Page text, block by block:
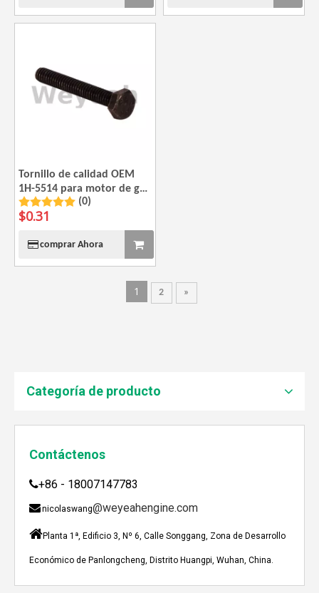
Tornillo de calidad OEM
1H-5514 para motor de gas
CAT G3520
(0)
$0.31
comprar Ahora
1 2 »
Categoría de producto
Contáctenos
+86 - 18007147783
nicolaswang@weyeahengine.com
Planta 1ª, Edificio 3, Nº 6, Calle Songgang, Zona de Desarrollo
Económico de Panlongcheng, Distrito Huangpi, Wuhan, China.
Enshi: El destino perfecto para el viaje de Team Building Weyeah